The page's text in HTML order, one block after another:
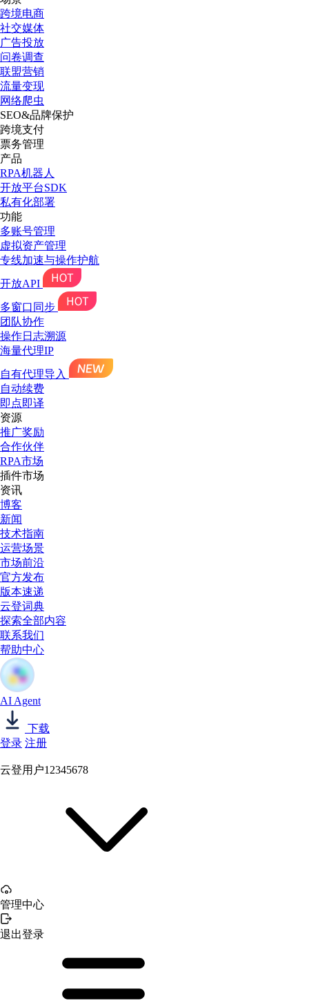
跨境电商
社交媒体
广告投放
问卷调查
联盟营销
流量变现
网络爬虫
SEO&品牌保护
跨境支付
票务管理
产品
RPA机器人
开放平台SDK
私有化部署
功能
多账号管理
虚拟资产管理
专线加速与操作护航
开放API
多窗口同步
团队协作
操作日志溯源
海量代理IP
自有代理导入
自动续费
即点即译
资源
推广奖励
合作伙伴
RPA市场
插件市场
资讯
博客
新闻
技术指南
运营场景
市场前沿
官方发布
版本速递
云登词典
探索全部内容
联系我们
帮助中心
AI Agent
下载
登录 注册
云登用户12345678
管理中心
退出登录